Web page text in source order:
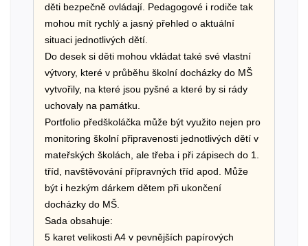
děti bezpečně ovládají. Pedagogové i rodiče tak
mohou mít rychlý a jasný přehled o aktuální
situaci jednotlivých dětí.
Do desek si děti mohou vkládat také své vlastní
výtvory, které v průběhu školní docházky do MŠ
vytvořily, na které jsou pyšné a které by si rády
uchovaly na památku.
Portfolio předškoláčka může být využito nejen pro
monitoring školní připravenosti jednotlivých dětí v
mateřských školách, ale třeba i při zápisech do 1.
tříd, navštěvování přípravných tříd apod. Může
být i hezkým dárkem dětem při ukončení
docházky do MŠ.
Sada obsahuje:
5 karet velikosti A4 v pevnějších papírových